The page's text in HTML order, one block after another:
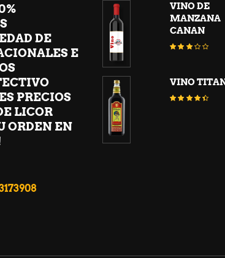
DE
E
PRECIOS
LICOR
ORDEN EN
VINO DE
MANZANA
CANAN
5
VINO